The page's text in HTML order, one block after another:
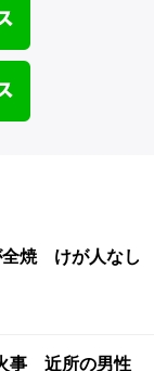
全焼 けが人なし
事 近所の男性